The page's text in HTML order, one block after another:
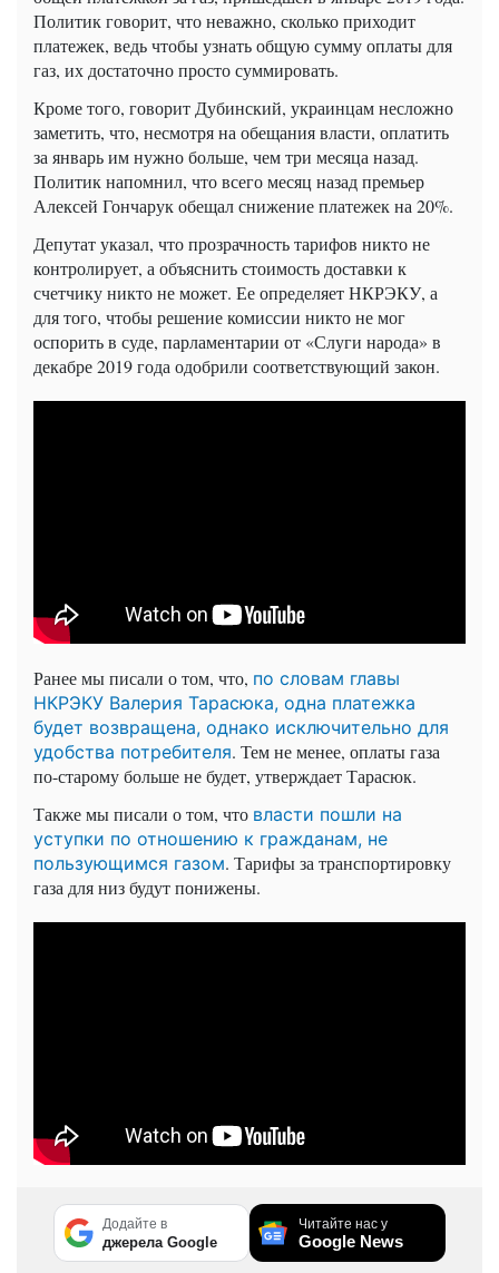
Политик говорит, что неважно, сколько приходит
платежек, ведь чтобы узнать общую сумму оплаты для
газ, их достаточно просто суммировать.
Кроме того, говорит Дубинский, украинцам несложно
заметить, что, несмотря на обещания власти, оплатить
за январь им нужно больше, чем три месяца назад.
Политик напомнил, что всего месяц назад премьер
Алексей Гончарук обещал снижение платежек на 20%.
Депутат указал, что прозрачность тарифов никто не
контролирует, а объяснить стоимость доставки к
счетчику никто не может. Ее определяет НКРЭКУ, а
для того, чтобы решение комиссии никто не мог
оспорить в суде, парламентарии от «Слуги народа» в
декабре 2019 года одобрили соответствующий закон.
Ранее мы писали о том, что, по словам главы
НКРЭКУ Валерия Тарасюка, одна платежка
будет возвращена, однако исключительно для
удобства потребителя. Тем не менее, оплаты газа
по-старому больше не будет, утверждает Тарасюк.
Также мы писали о том, что власти пошли на
уступки по отношению к гражданам, не
пользующимся газом. Тарифы за транспортировку
газа для низ будут понижены.
Додайте в
джерела Google
Читайте нас у
Google News